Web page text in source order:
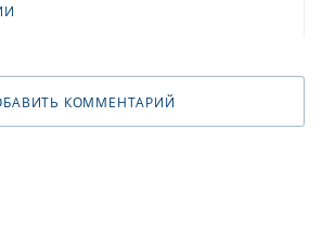
КОММЕНТАРИЙ